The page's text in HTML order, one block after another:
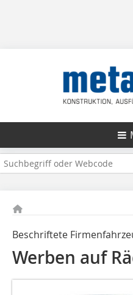
Beschriftete
Werben auf